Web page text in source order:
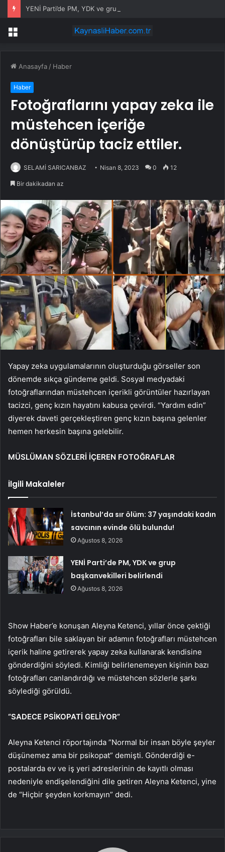
YENİ Parti’de PM, YDK ve grup başkanvekilleri belirlendi
Menü
Anasayfa / Haber
Haber
Fotoğraflarını yapay zeka ile
müstehcen içeriğe
dönüştürüp taciz ettiler.
SELAMİ SARICANBAZ Nisan 8, 2023 0 12
Bir dakikadan az
Yapay zeka uygulamalarının oluşturduğu görseller son
dönemde sıkça gündeme geldi. Sosyal medyadaki
fotoğraflarından müstehcen içerikli görüntüler hazırlayan
tacizci, genç kızın hayatını kabusa çevirdi. “Yardım edin”
diyerek daveti gerçekleştiren genç kızın başına gelenler
hemen herkesin başına gelebilir.
MÜSLÜMAN SÖZLERİ İÇEREN FOTOĞRAFLAR
İlgili Makaleler
İstanbul’da sır ölüm: 37 yaşındaki kadın
savcının evinde ölü bulundu!
Ağustos 8, 2026
YENİ Parti’de PM, YDK ve grup
başkanvekilleri belirlendi
Ağustos 8, 2026
Show Haber’e konuşan Aleyna Ketenci, yıllar önce çektiği
fotoğrafları bile saklayan bir adamın fotoğrafları müstehcen
içerik haline getirerek yapay zeka kullanarak kendisine
gönderdiğini söyledi. Kimliği belirlenemeyen kişinin bazı
fotoğrafları canlandırdığı ve müstehcen sözlerle şarkı
söylediği görüldü.
“SADECE PSİKOPATİ GELİYOR”
Aleyna Ketenci röportajında ​​”Normal bir insan böyle şeyler
düşünemez ama bir psikopat” demişti. Gönderdiği e-
postalarda ev ve iş yeri adreslerinin de kayıtlı olması
nedeniyle endişelendiğini dile getiren Aleyna Ketenci, yine
de “Hiçbir şeyden korkmayın” dedi.